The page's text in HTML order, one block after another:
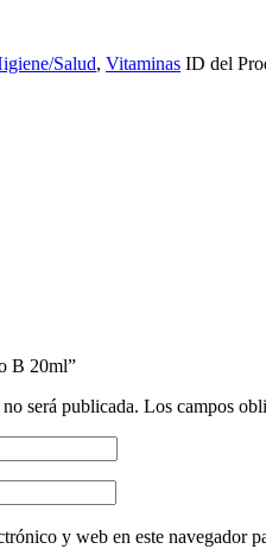
Salud, Vitaminas ID del
B 20ml”
será publicada. Los campos
y web en este navegador